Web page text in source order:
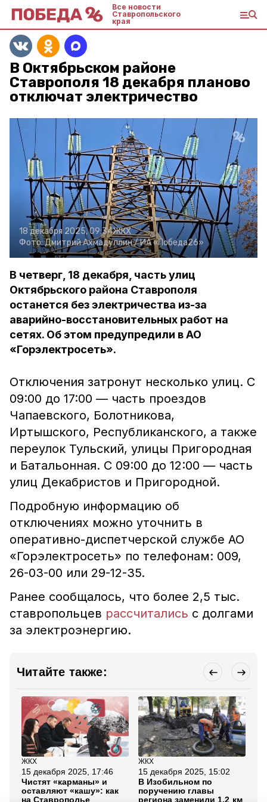
Все новости
Ставропольского
края
В Октябрьском районе
Ставрополя 18 декабря планово
отключат электричество
18 декабря 2025, 09:34ЖКХ
Фото:Дмитрий Ахмадуллин /ИА «Победа26»
В четверг, 18 декабря, часть улиц
Октябрьского района Ставрополя
останется без электричества из-за
аварийно-восстановительных работ на
сетях. Об этом предупредили в АО
«Горэлектросеть».
Отключения затронут несколько улиц. С
09:00 до 17:00 — часть проездов
Чапаевского, Болотникова,
Иртышского, Республиканского, а также
переулок Тульский, улицы Пригородная
и Батальонная. С 09:00 до 12:00 — часть
улиц Декабристов и Пригородной.
Подробную информацию об
отключениях можно уточнить в
оперативно-диспетчерской службе АО
«Горэлектросеть» по телефонам: 009,
26-03-00 или 29-12-35.
Ранее сообщалось, что более 2,5 тыс.
ставропольцев рассчитались с долгами
за электроэнергию.
Читайте также:
ЖКХ
15 декабря 2025, 17:46
Чистят «карманы» и
оставляют «кашу»: как
на Ставрополье
ЖКХ
15 декабря 2025, 15:02
В Изобильном по
поручению главы
региона заменили 1,2 км